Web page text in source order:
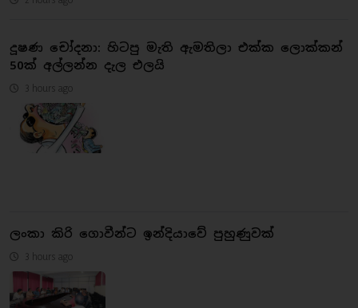
දූෂණ චෝදනා: හිටපු මැති ඇමතිලා එක්ක ලොක්කන්
50ක් අල්ලන්න දැල එලයි
3 hours ago
ලංකා කිරි ගොවීන්ට ඉන්දියාවේ පුහුණුවක්
3 hours ago